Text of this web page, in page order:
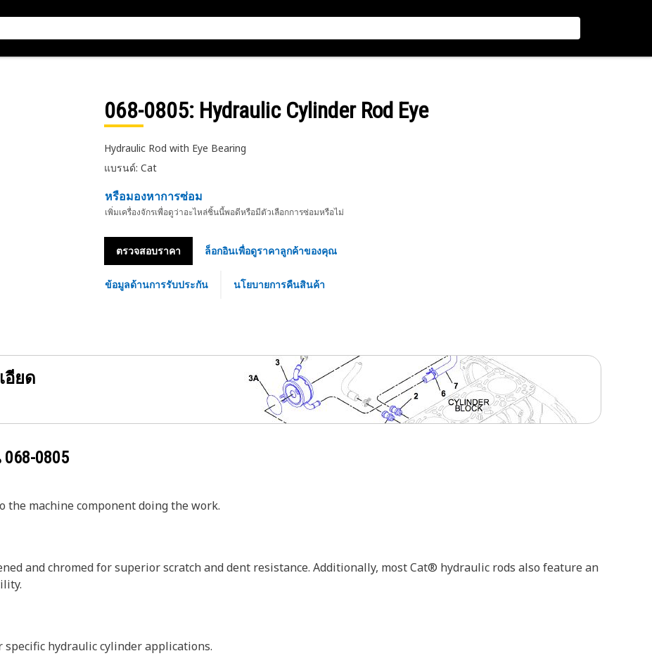
068-0805: Hydraulic Cylinder Rod Eye
Hydraulic Rod with Eye Bearing
แบรนด์: Cat
หรือมองหาการซ่อม
เพิ่มเครื่องจักรเพื่อดูว่าอะไหล่ชิ้นนี้พอดีหรือมีตัวเลือกการซ่อมหรือไม่
ตรวจสอบราคา ล็อกอินเพื่อดูราคาลูกค้าของคุณ
ข้อมูลด้านการรับประกัน นโยบายการคืนสินค้า
อียด
068-0805
the machine component doing the work.
and chromed for superior scratch and dent resistance. Additionally, most Cat® hydraulic rods also feature an
hydraulic cylinder applications.